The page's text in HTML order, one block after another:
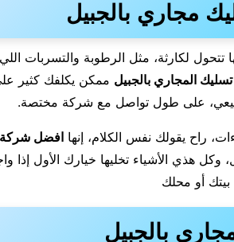
مجاري بالجبيل
لكارثة، مثل الرطوبة والتسربات
المجاري بالجبيل ممكن يكلفك كثير
على طول تواصل مع شركة مختصة.
راح يقولك نفس الكلام، إنهاافضل
هذي الأشياء تخليها خيارك الأول إذا
أو محلك
بالجبيل